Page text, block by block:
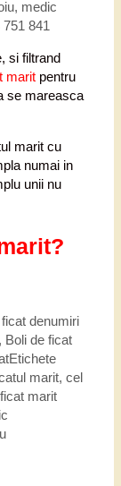
medic
841
si filtrand
pentru
se mareasca
marit cu
numai in
unii nu
denumiri
, Boli de ficat
Etichete
marit, cel
ficat marit